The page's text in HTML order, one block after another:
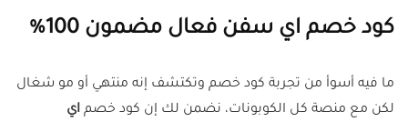
كود خصم اي سفن فعال مضمون 100%
ما فيه أسوأ من تجربة كود خصم وتكتشف إنه منتهي أو مو شغال
لكن مع منصة كل الكوبونات، نضمن لك إن كود خصم اي